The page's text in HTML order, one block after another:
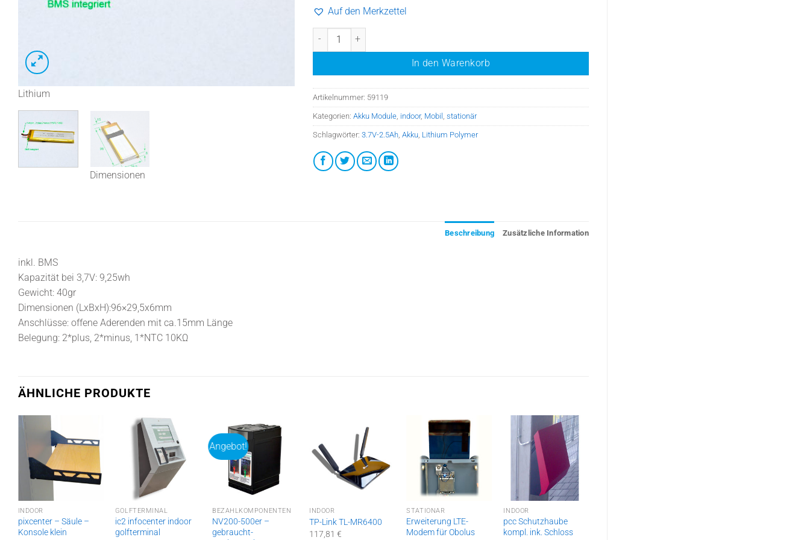
Lithium Dimensionen
Dimensionen
Auf den Merkzettel
Akkuzelle 3,7V/2,5 Ah LiIo Menge
In den Warenkorb
Artikelnummer: 59119
Kategorien: Akku Module, indoor, Mobil stationär
Schlagwörter: 3.7V-2.5Ah, Akku, Lithium Polymer
Beschreibung Zusätzliche Information
inkl. BMS
Kapazität bei 3,7V: 9,25wh
Gewicht: 40gr
Dimensionen (LxBxH):96×29,5x6mm
Anschlüsse: offene Aderenden mit ca.15mm Länge
Belegung: 2*plus, 2*minus, 1*NTC 10KΩ
ÄHNLICHE PRODUKTE
INDOOR
pixcenter – Säule –
Konsole klein
GOLFTERMINAL
ic2 infocenter indoor
golfterminal
Angebot!
BEZAHLKOMPONENTEN
NV200-500er –
gebraucht-
INDOOR
TP-Link TL-MR6400
117,81€
STATIONÄR
Erweiterung LTE-
Modem für Obolus
INDOOR
pcc Schutzhaube
kompl. ink. Schloss